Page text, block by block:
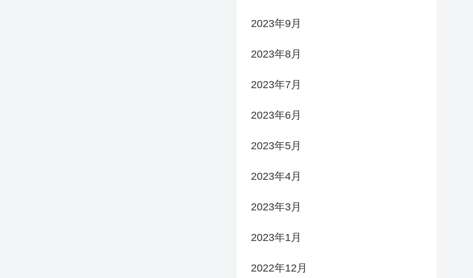
2023年9月
2023年8月
2023年7月
2023年6月
2023年5月
2023年4月
2023年3月
2023年1月
2022年12月